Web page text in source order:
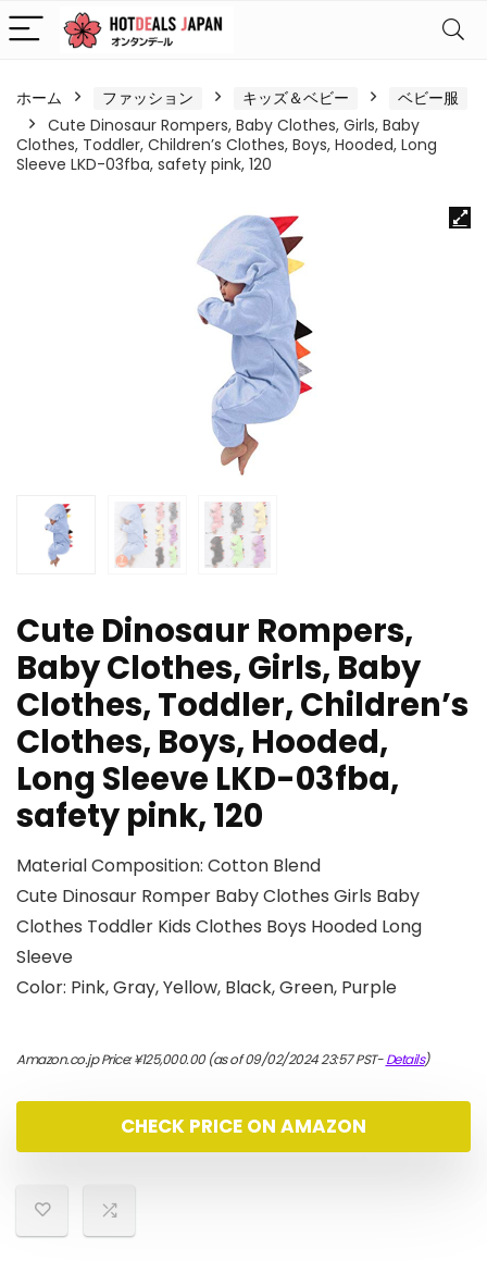
ホーム ファッション キッズ＆ベビー
ベビー服
Cute Dinosaur Rompers, Baby Clothes, Girls, Baby
Clothes, Toddler, Children’s Clothes, Boys, Hooded, Long
Sleeve LKD-03fba, safety pink, 120
Cute Dinosaur Rompers,
Baby Clothes, Girls, Baby
Clothes, Toddler, Children’s
Clothes, Boys, Hooded,
Long Sleeve LKD-03fba,
safety pink, 120
Material Composition: Cotton Blend
Cute Dinosaur Romper Baby Clothes Girls Baby
Clothes Toddler Kids Clothes Boys Hooded Long
Sleeve
Color: Pink, Gray, Yellow, Black, Green, Purple
Amazon.co.jp Price:¥125,000.00(as of 09/02/2024 23:57 PST-Details)
CHECK PRICE ON AMAZON